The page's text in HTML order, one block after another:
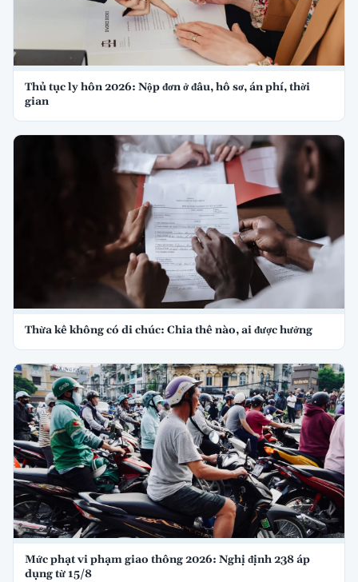
Thủ tục ly hôn 2026: Nộp đơn ở đâu, hồ sơ, án phí, thời
gian
Thừa kế không có di chúc: Chia thế nào, ai được hưởng
Mức phạt vi phạm giao thông 2026: Nghị định 238 áp
dụng từ 15/8